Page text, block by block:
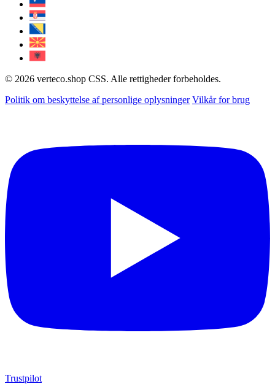
© 2026 verteco.shop CSS. Alle rettigheder forbeholdes.
Politik om beskyttelse af personlige oplysninger Vilkår for brug
Trustpilot